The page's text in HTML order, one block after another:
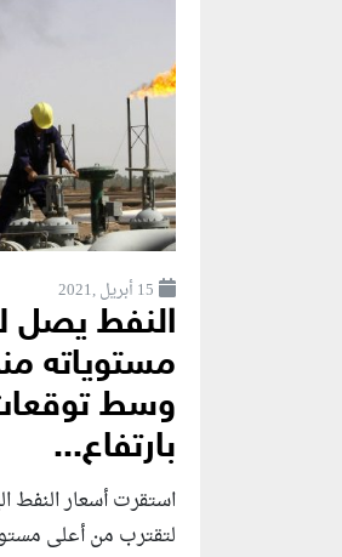
15 أبريل ,2021
النفط يصل
مستوياته
وسط
بارتفاع...
استقرت أسعار النفط
لتقترب من أعلى